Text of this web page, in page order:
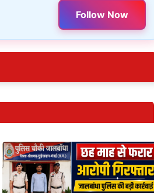
Follow Now